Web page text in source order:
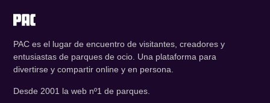
PAC es el lugar de encuentro de visitantes, creadores y
entusiastas de parques de ocio. Una plataforma para
divertirse y compartir online y en persona.
Desde 2001 la web nº1 de parques.